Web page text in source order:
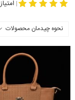
| امتیاز 5.0 از 5
نحوه چیدمان محصولات